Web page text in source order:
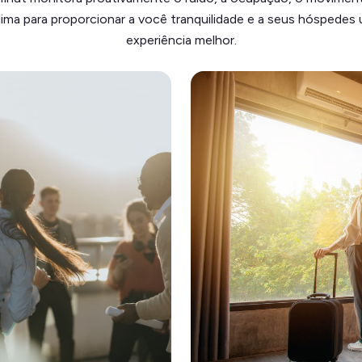
para proporcionar a você tranquilidade e a seus hóspedes
experiência melhor.